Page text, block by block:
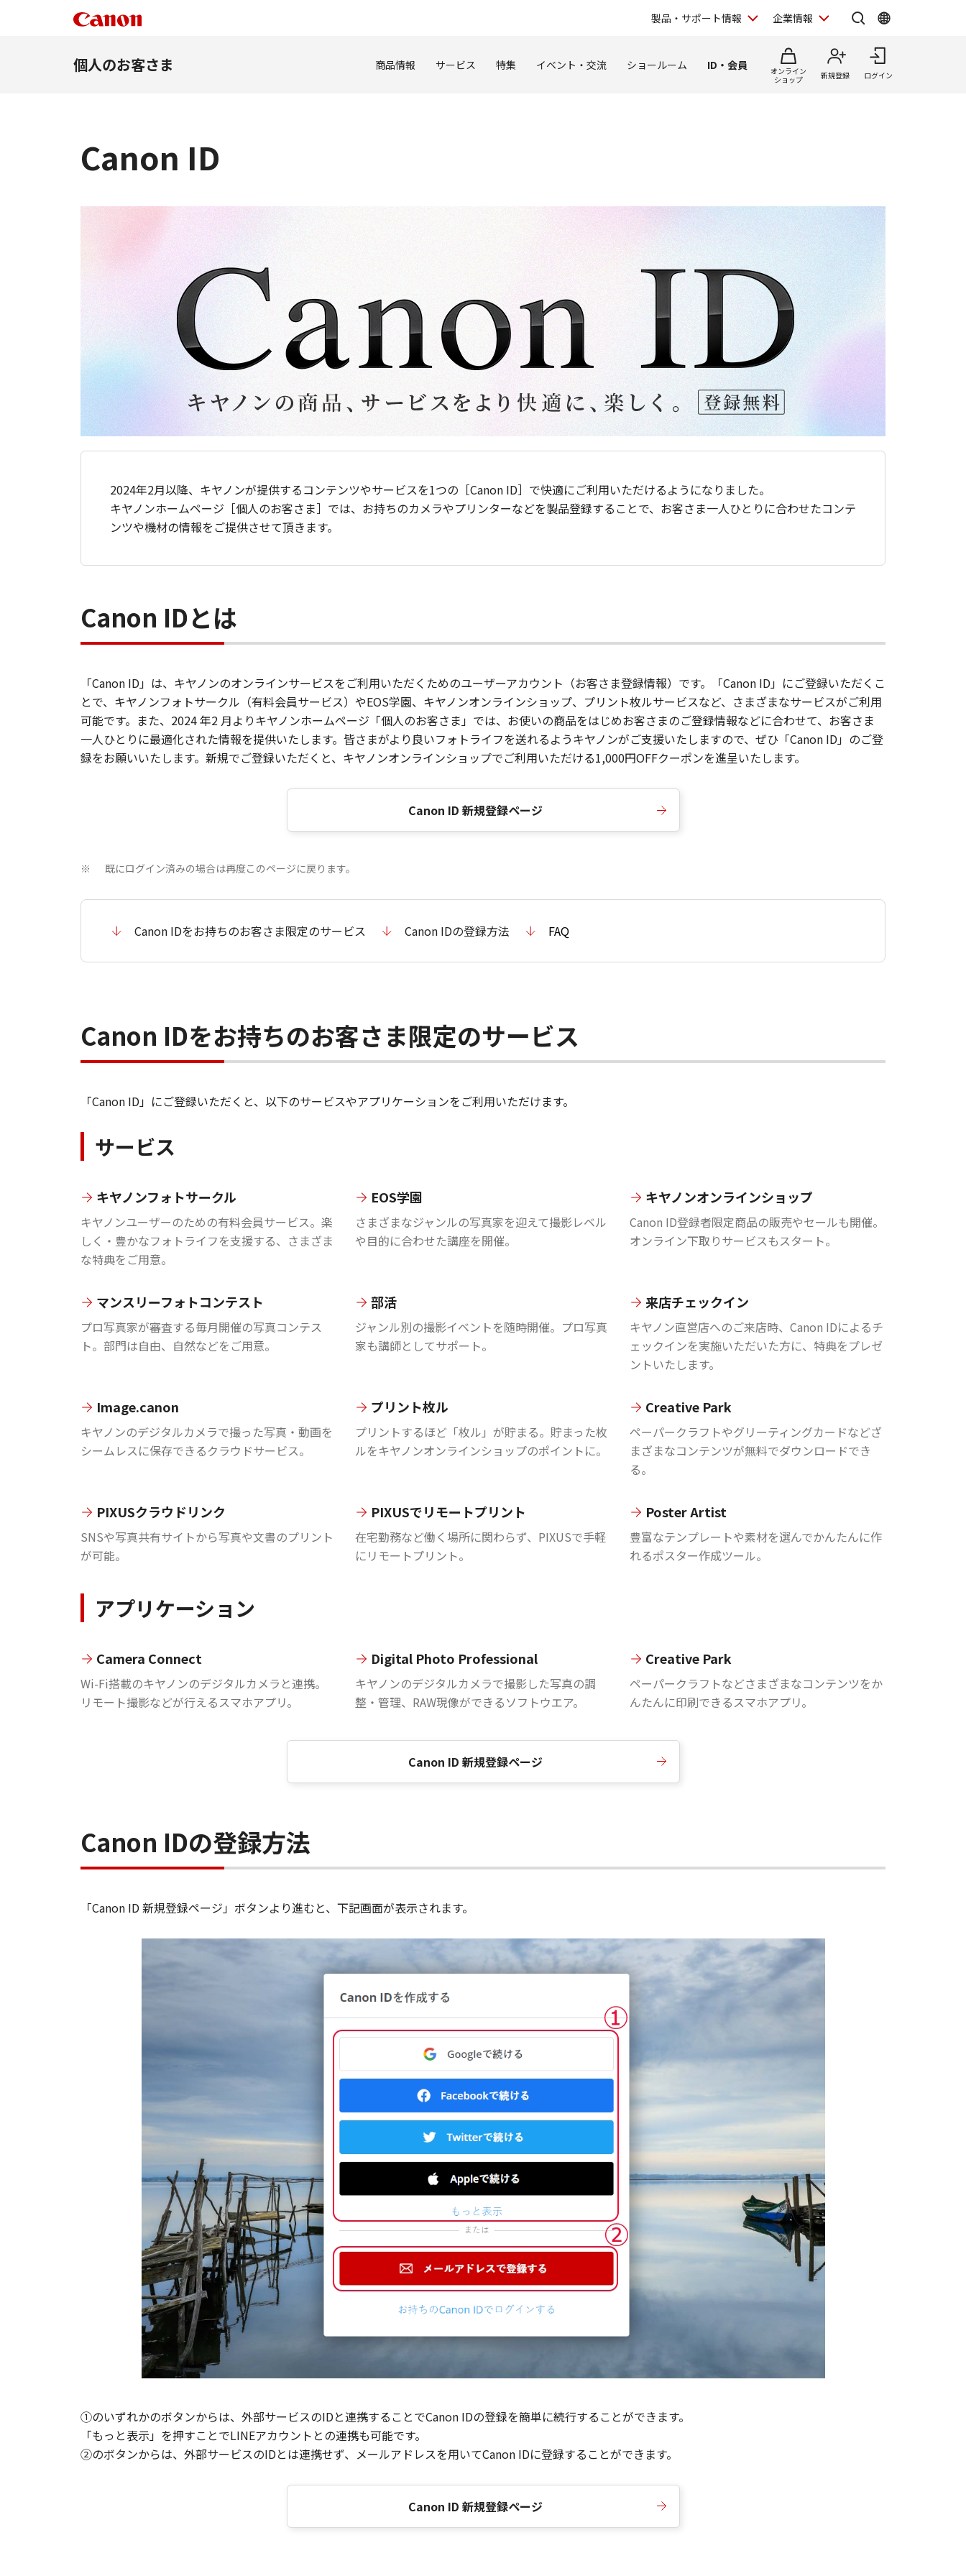
製品・サポート情報 企業情報
個人のお客さま 商品情報 サービス 特集 イベント・交流 ショールーム ID・会員
オンライン
ショップ
新規登録 ログイン
Canon ID
2024年2月以降、キヤノンが提供するコンテンツやサービスを1つの［Canon ID］で快適にご利用いただけるようになりました。
キヤノンホームページ［個人のお客さま］では、お持ちのカメラやプリンターなどを製品登録することで、お客さま一人ひとりに合わせたコンテ
ンツや機材の情報をご提供させて頂きます。
Canon IDとは
「Canon ID」は、キヤノンのオンラインサービスをご利用いただくためのユーザーアカウント（お客さま登録情報）です。「Canon ID」にご登録いただくこ
とで、キヤノンフォトサークル（有料会員サービス）やEOS学園、キヤノンオンラインショップ、プリント枚ルサービスなど、さまざまなサービスがご利用
可能です。また、2024 年2 月よりキヤノンホームページ「個人のお客さま」では、お使いの商品をはじめお客さまのご登録情報などに合わせて、お客さま
一人ひとりに最適化された情報を提供いたします。皆さまがより良いフォトライフを送れるようキヤノンがご支援いたしますので、ぜひ「Canon ID」のご登
録をお願いいたします。新規でご登録いただくと、キヤノンオンラインショップでご利用いただける1,000円OFFクーポンを進呈いたします。
Canon ID 新規登録ページ
※ 既にログイン済みの場合は再度このページに戻ります。
Canon IDをお持ちのお客さま限定のサービス Canon IDの登録方法 FAQ
Canon IDをお持ちのお客さま限定のサービス
「Canon ID」にご登録いただくと、以下のサービスやアプリケーションをご利用いただけます。
サービス
キヤノンフォトサークル
キヤノンユーザーのための有料会員サービス。楽
しく・豊かなフォトライフを支援する、さまざま
な特典をご用意。
EOS学園
さまざまなジャンルの写真家を迎えて撮影レベル
や目的に合わせた講座を開催。
キヤノンオンラインショップ
Canon ID登録者限定商品の販売やセールも開催。
オンライン下取りサービスもスタート。
マンスリーフォトコンテスト
プロ写真家が審査する毎月開催の写真コンテス
ト。部門は自由、自然などをご用意。
部活
ジャンル別の撮影イベントを随時開催。プロ写真
家も講師としてサポート。
来店チェックイン
キヤノン直営店へのご来店時、Canon IDによるチ
ェックインを実施いただいた方に、特典をプレゼ
ントいたします。
Image.canon
キヤノンのデジタルカメラで撮った写真・動画を
シームレスに保存できるクラウドサービス。
プリント枚ル
プリントするほど「枚ル」が貯まる。貯まった枚
ルをキヤノンオンラインショップのポイントに。
Creative Park
ペーパークラフトやグリーティングカードなどざ
まざまなコンテンツが無料でダウンロードでき
る。
PIXUSクラウドリンク
SNSや写真共有サイトから写真や文書のプリント
が可能。
PIXUSでリモートプリント
在宅勤務など働く場所に関わらず、PIXUSで手軽
にリモートプリント。
Poster Artist
豊富なテンプレートや素材を選んでかんたんに作
れるポスター作成ツール。
アプリケーション
Camera Connect
Wi-Fi搭載のキヤノンのデジタルカメラと連携。
リモート撮影などが行えるスマホアプリ。
Digital Photo Professional
キヤノンのデジタルカメラで撮影した写真の調
整・管理、RAW現像ができるソフトウエア。
Creative Park
ペーパークラフトなどさまざまなコンテンツをか
んたんに印刷できるスマホアプリ。
Canon ID 新規登録ページ
Canon IDの登録方法
「Canon ID 新規登録ページ」ボタンより進むと、下記画面が表示されます。
①のいずれかのボタンからは、外部サービスのIDと連携することでCanon IDの登録を簡単に続行することができます。
「もっと表示」を押すことでLINEアカウントとの連携も可能です。
②のボタンからは、外部サービスのIDとは連携せず、メールアドレスを用いてCanon IDに登録することができます。
Canon ID 新規登録ページ